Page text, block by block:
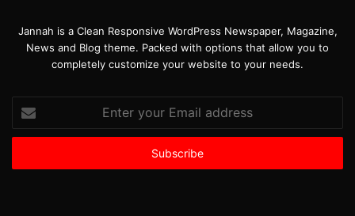
Jannah is a Clean Responsive WordPress Newspaper, Magazine,
News and Blog theme. Packed with options that allow you to
completely customize your website to your needs.
your
Email